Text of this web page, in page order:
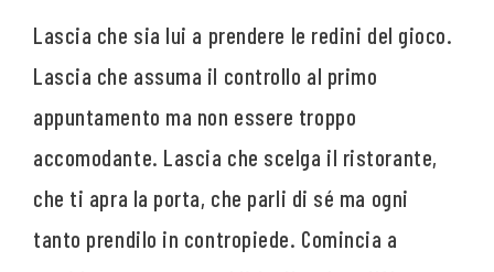
Lascia che sia lui a prendere le redini del gioco.
Lascia che assuma il controllo al primo
appuntamento ma non essere troppo
accomodante. Lascia che scelga il ristorante,
che ti apra la porta, che parli di sé ma ogni
tanto prendilo in contropiede. Comincia a